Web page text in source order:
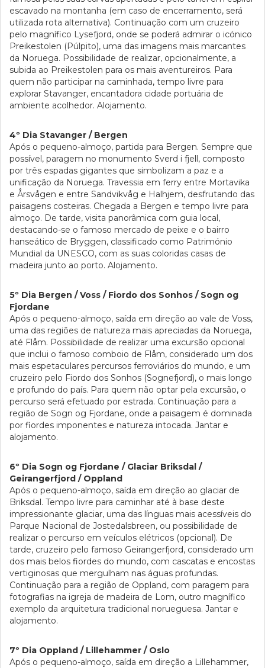
escavado na montanha (em caso de encerramento, será
utilizada rota alternativa). Continuação com um cruzeiro
pelo magnífico Lysefjord, onde se poderá admirar o icónico
Preikestolen (Púlpito), uma das imagens mais marcantes
da Noruega. Possibilidade de realizar, opcionalmente, a
subida ao Preikestolen para os mais aventureiros. Para
quem não participar na caminhada, tempo livre para
explorar Stavanger, encantadora cidade portuária de
ambiente acolhedor. Alojamento.
4º Dia Stavanger / Bergen
Após o pequeno-almoço, partida para Bergen. Sempre que
possível, paragem no monumento Sverd i fjell, composto
por três espadas gigantes que simbolizam a paz e a
unificação da Noruega. Travessia em ferry entre Mortavika
e Årsvågen e entre Sandvikvåg e Halhjem, desfrutando das
paisagens costeiras. Chegada a Bergen e tempo livre para
almoço. De tarde, visita panorâmica com guia local,
destacando-se o famoso mercado de peixe e o bairro
hanseático de Bryggen, classificado como Património
Mundial da UNESCO, com as suas coloridas casas de
madeira junto ao porto. Alojamento.
5º Dia Bergen / Voss / Fiordo dos Sonhos / Sogn og
Fjordane
Após o pequeno-almoço, saída em direção ao vale de Voss,
uma das regiões de natureza mais apreciadas da Noruega,
até Flåm. Possibilidade de realizar uma excursão opcional
que inclui o famoso comboio de Flåm, considerado um dos
mais espetaculares percursos ferroviários do mundo, e um
cruzeiro pelo Fiordo dos Sonhos (Sognefjord), o mais longo
e profundo do país. Para quem não optar pela excursão, o
percurso será efetuado por estrada. Continuação para a
região de Sogn og Fjordane, onde a paisagem é dominada
por fiordes imponentes e natureza intocada. Jantar e
alojamento.
6º Dia Sogn og Fjordane / Glaciar Briksdal /
Geirangerfjord / Oppland
Após o pequeno-almoço, saída em direção ao glaciar de
Briksdal. Tempo livre para caminhar até à base deste
impressionante glaciar, uma das línguas mais acessíveis do
Parque Nacional de Jostedalsbreen, ou possibilidade de
realizar o percurso em veículos elétricos (opcional). De
tarde, cruzeiro pelo famoso Geirangerfjord, considerado um
dos mais belos fiordes do mundo, com cascatas e encostas
vertiginosas que mergulham nas águas profundas.
Continuação para a região de Oppland, com paragem para
fotografias na igreja de madeira de Lom, outro magnífico
exemplo da arquitetura tradicional norueguesa. Jantar e
alojamento.
7º Dia Oppland / Lillehammer / Oslo
Após o pequeno-almoço, saída em direção a Lillehammer,